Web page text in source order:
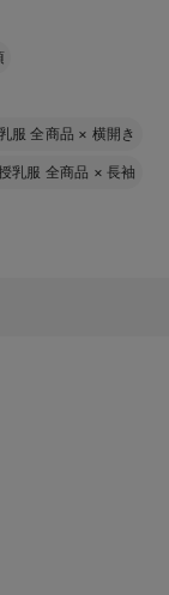
服 全商品 × 横開き
乳服 全商品 ×長袖